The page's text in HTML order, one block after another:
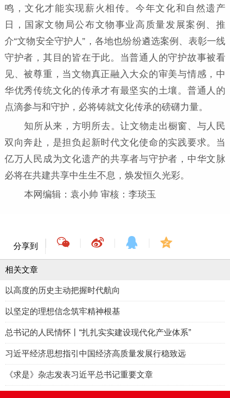
鸣，文化才能实现薪火相传。今年文化和自然遗产
日，国家文物局公布文物事业高质量发展案例、推
介“文物安全守护人”，各地也纷纷遴选案例、表彰一线
守护者，其目的皆在于此。当普通人的守护故事被看
见、被尊重，当文物真正融入大众的审美与情感，中
华优秀传统文化的传承才有最坚实的土壤。普通人的
点滴参与和守护，必将铸就文化传承的磅礴力量。
知所从来，方明所去。让文物走出橱窗、与人民
双向奔赴，是担负起新时代文化使命的实践要求。当
亿万人民成为文化遗产的共享者与守护者，中华文脉
必将在共建共享中生生不息，焕发恒久光彩。
本网编辑：袁小帅 审核：李琰玉
分享到
相关文章
以高度的历史主动把握时代航向
以坚定的理想信念筑牢精神根基
总书记的人民情怀丨“扎扎实实建设现代化产业体系”
习近平经济思想指引中国经济高质量发展行稳致远
《求是》杂志发表习近平总书记重要文章